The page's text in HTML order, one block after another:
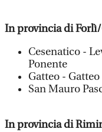
In provincia di Forlì/
Cesenatico -
Ponente
Gatteo -
San Mauro
In provincia di